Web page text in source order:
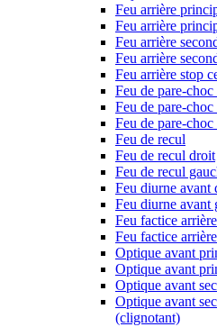
Feu arrière
Feu arrière
Feu arrière
Feu arrière
Feu arrière stop
Feu de pare-
Feu de pare-
Feu de pare-
Feu de recul
Feu de recul droit
Feu de recul
Feu diurne avant
Feu diurne avant
Feu factice
Feu factice
Optique avant
Optique avant
Optique avant
Optique avant
(clignotant)